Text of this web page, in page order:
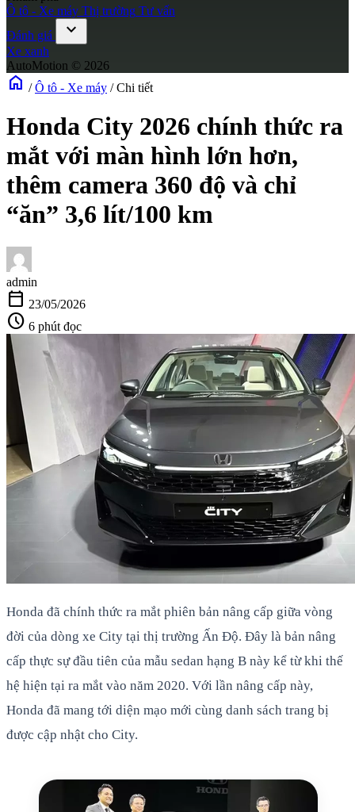
Ô tô - Xe máy Thị trường Tư vấn
Đánh giá
expand_more
Xe xanh
AutoMotion © 2026
home / Ô tô - Xe máy / Chi tiết
Honda City 2026 chính thức ra
mắt với màn hình lớn hơn,
thêm camera 360 độ và chỉ
“ăn” 3,6 lít/100 km
admin
calendar_today 23/05/2026
schedule 6 phút đọc
Honda đã chính thức ra mắt phiên bản nâng cấp giữa vòng
đời của dòng xe City tại thị trường Ấn Độ. Đây là bản nâng
cấp thực sự đầu tiên của mẫu sedan hạng B này kể từ khi thế
hệ hiện tại ra mắt vào năm 2020. Với lần nâng cấp này,
Honda đã mang tới diện mạo mới cùng danh sách trang bị
được cập nhật cho City.